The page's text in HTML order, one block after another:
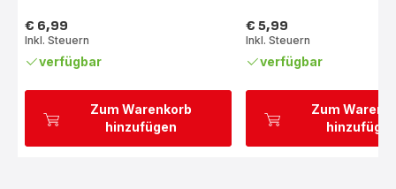
Zum Warenkorb
hinzufügen
Preis
€ 6,99
Inkl. Steuern
verfügbar
Zum
Preis
€ 5,99
Inkl. Steuern
verfügbar